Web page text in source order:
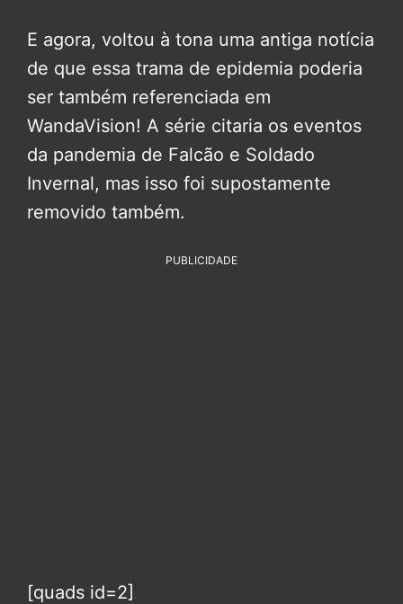
E agora, voltou à tona uma antiga notícia
de que essa trama de epidemia poderia
ser também referenciada em
WandaVision! A série citaria os eventos
da pandemia de Falcão e Soldado
Invernal, mas isso foi supostamente
removido também.
PUBLICIDADE
[quads id=2]